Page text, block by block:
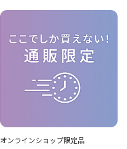
オンラインショップ限定品